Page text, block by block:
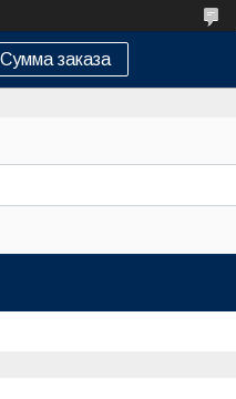
Сумма заказа